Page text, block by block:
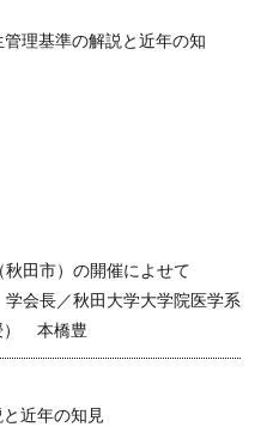
理基準の解説と近年の知
田市）の開催によせて
会長／秋田大学大学院医学系
） 本橋豊
近年の知見